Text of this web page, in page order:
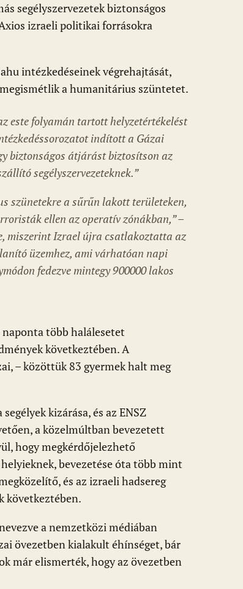
segélyszervezetek biztonságos
izraeli politikai forrásokra
intézkedéseinek végrehajtását,
a humanitárius szüntetet.
este folyamán tartott helyzetértékelést
indított a Gázai
biztonságos átjárást biztosítson az
segélyszervezeteknek.”
szünetekre a sűrűn lakott területeken,
ellen az operatív zónákban,”–
miszerint Izrael újra csatlakoztatta az
üzemhez, ami várhatóan napi
fedezve mintegy 900000 lakos
naponta több halálesetet
következtében. A
– közöttük 83 gyermek halt meg
kizárása, és az ENSZ
a közelmúltban bevezetett
hogy megkérdőjelezhető
bevezetése óta több mint
és az izraeli hadsereg
következtében.
a nemzetközi médiában
övezetben kialakult éhínséget, bár
már elismerték, hogy az övezetben